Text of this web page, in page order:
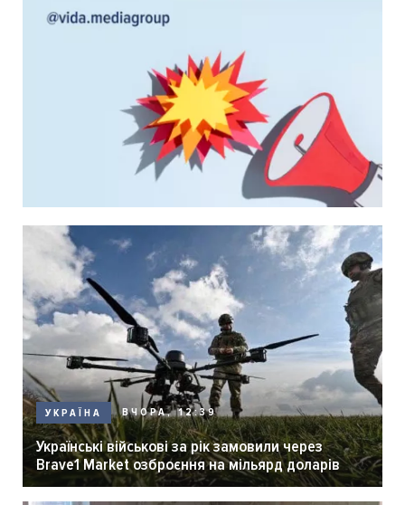
УКРАЇНА ВЧОРА, 12:39
Українські військові за рік замовили через
Brave1 Market озброєння на мільярд доларів